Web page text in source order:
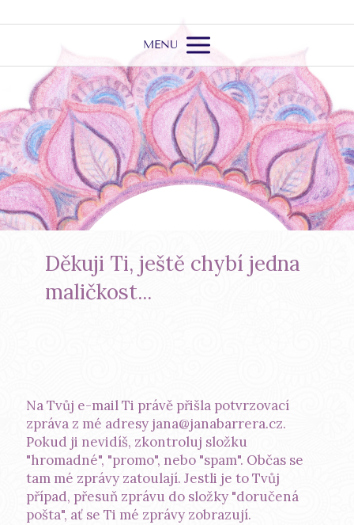
MENU
Děkuji Ti, ještě chybí jedna
maličkost...
Na Tvůj e-mail Ti právě přišla potvrzovací
zpráva z mé adresy jana@janabarrera.cz.
Pokud ji nevidíš, zkontroluj složku
"hromadné", "promo", nebo "spam". Občas se
tam mé zprávy zatoulají. Jestli je to Tvůj
případ, přesuň zprávu do složky "doručená
pošta", ať se Ti mé zprávy zobrazují.